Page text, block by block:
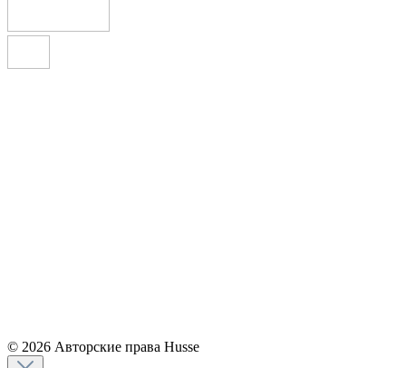
© 2026 Авторские права Husse